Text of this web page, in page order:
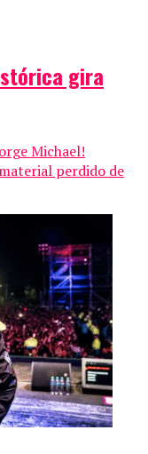
gira
Michael!
perdido de